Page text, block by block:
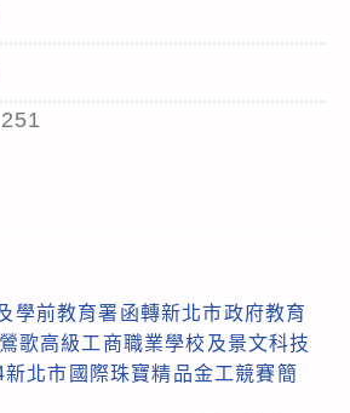
251
學前教育署函轉新北市政府教育
歌高級工商職業學校及景文科技
北市國際珠寶精品金工競賽簡